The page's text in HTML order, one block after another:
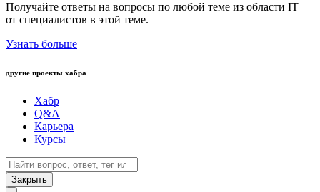
Получайте ответы на вопросы по любой теме из области IT
от специалистов в этой теме.
Узнать больше
другие проекты хабра
Хабр
Q&A
Карьера
Курсы
Закрыть